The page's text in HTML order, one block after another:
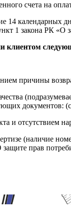
счета на
14
1 закона РК «О
клиентом
причины
документов:
и отсутствием
(наличие
прав